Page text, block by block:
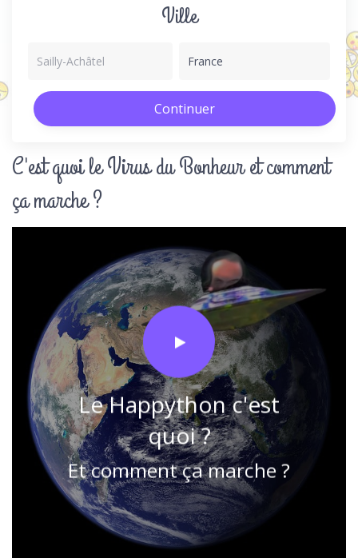
Ville
C'est quoi le Virus du Bonheur et comment
ça marche ?
Le Happython c'est
quoi ?
Et comment ça marche ?